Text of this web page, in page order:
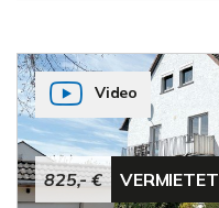
825,- € VERMIETET
Video